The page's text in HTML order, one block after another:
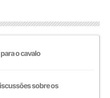
o cavalo
sobre os